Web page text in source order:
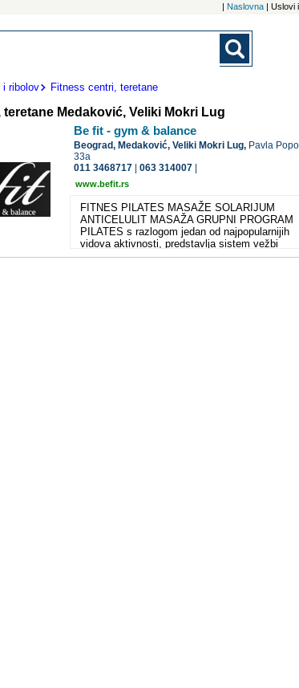
| Naslovna | Uslovi
i ribolov Fitness centri, teretane
teretane Medaković, Veliki Mokri Lug
Be fit - gym & balance
Beograd, Medaković, Veliki Mokri Lug, Pavla
33a
011 3468717 |063 314007
www.befit.rs
FITNES PILATES MASAŽE SOLARIJUM
ANTICELULIT MASAŽA GRUPNI PROGRAM
PILATES s razlogom jedan od najpopularnijih
vidova aktivnosti, predstavlja sistem vežbi
fokusiran na povećanje fleksibilnosti i snage, a